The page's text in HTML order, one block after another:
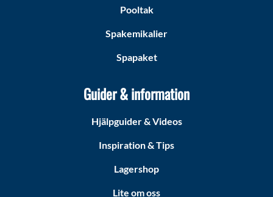
Pooltak
Spakemikalier
Spapaket
Guider & information
Hjälpguider & Videos
Inspiration & Tips
Lagershop
Lite om oss